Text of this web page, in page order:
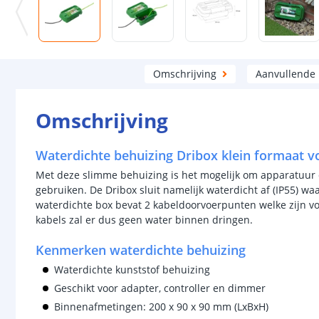
Omschrijving
Omschrijving
Waterdichte behuizing Dribox klein formaat
Met deze slimme behuizing is het mogelijk om
gebruiken. De Dribox sluit namelijk waterdicht af (IP55)
waterdichte box bevat 2 kabeldoorvoerpunten welke zijn
kabels zal er dus geen water binnen dringen.
Kenmerken waterdichte behuizing
Waterdichte kunststof behuizing
Geschikt voor adapter, controller en dimmer
Binnenafmetingen: 200 x 90 x 90 mm (LxBxH)